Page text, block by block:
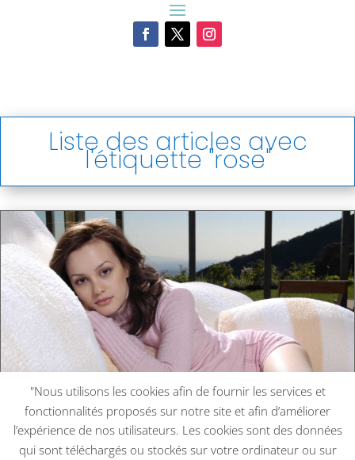
Liste des articles avec
l'étiquette "rose"
"Nous utilisons les cookies afin de fournir les services et
fonctionnalités proposés sur notre site et afin d’améliorer
l’expérience de nos utilisateurs. Les cookies sont des données
qui sont téléchargés ou stockés sur votre ordinateur ou sur